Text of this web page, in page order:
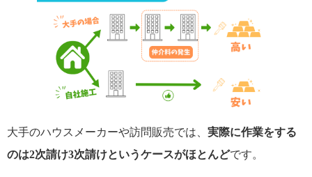
大手のハウスメーカーや訪問販売では、 実際に作業をする
のは2次請け3次請けというケースがほとんどです。